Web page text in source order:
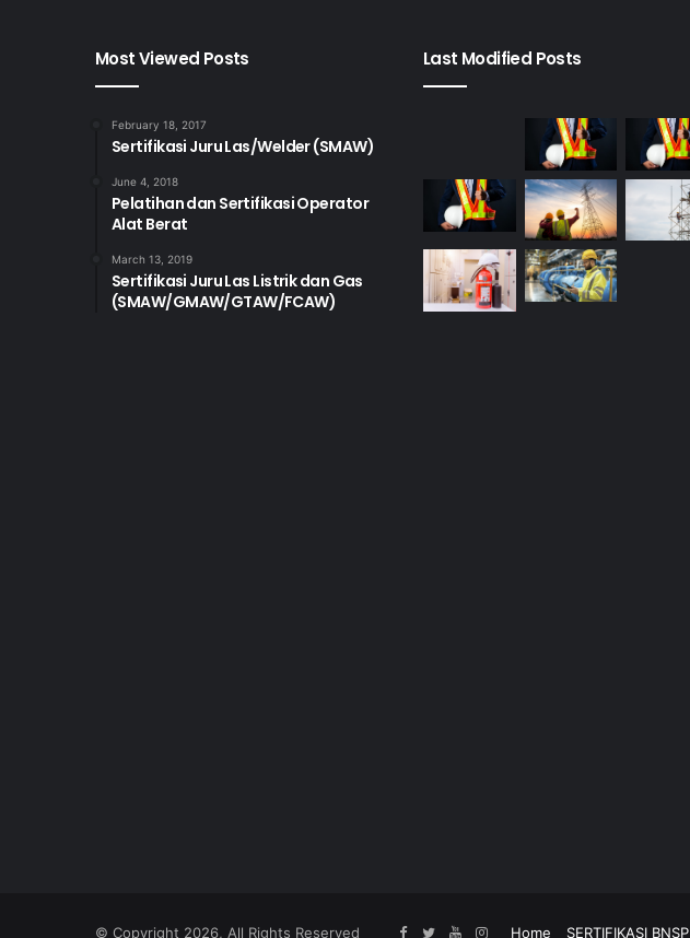
Most Viewed Posts
February 18, 2017
Sertifikasi Juru Las/Welder (SMAW)
June 4, 2018
Pelatihan dan Sertifikasi Operator
Alat Berat
March 13, 2019
Sertifikasi Juru Las Listrik dan Gas
(SMAW/GMAW/GTAW/FCAW)
Last Modified Posts
© Copyright 2026, All Rights Reserved Home SERTIFIKASI BNSP